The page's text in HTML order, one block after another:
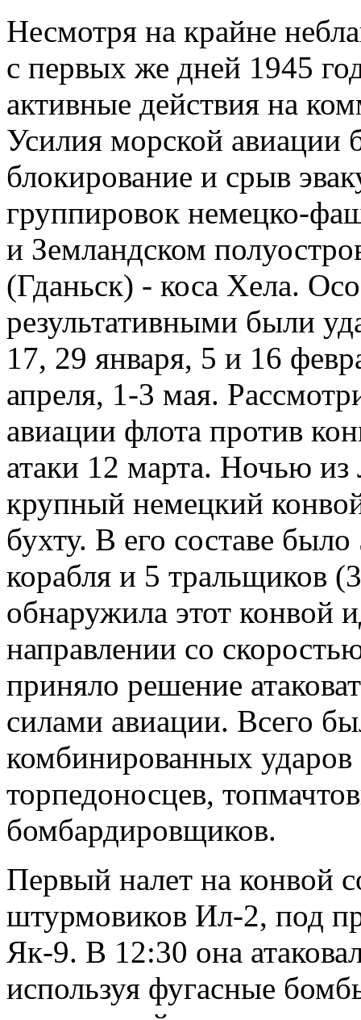
Несмотря на крайне
с первых же дней 1945
активные действия на
Усилия морской авиации
блокирование и срыв
группировок немецко-
и Земландском
(Гданьск) - коса Хела.
результативными были
17, 29 января, 5 и 16
апреля, 1-3 мая.
авиации флота против
атаки 12 марта. Ночью
крупный немецкий
бухту. В его составе
корабля и 5 тральщиков
обнаружила этот конвой
направлении со
приняло решение
силами авиации. Всего
комбинированных
торпедоносцев,
бомбардировщиков.
Первый налет на конвой
штурмовиков Ил-2, под
Як-9. В 12:30 она
используя фугасные